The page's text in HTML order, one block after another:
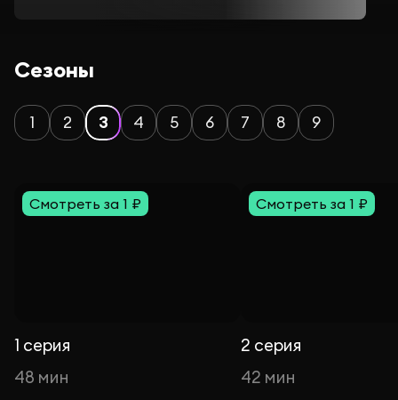
Сезоны
1 2 3 4 5 6 7 8 9
Смотреть за 1 ₽
1 серия
48 мин
Смотреть за 1 ₽
2 серия
42 мин